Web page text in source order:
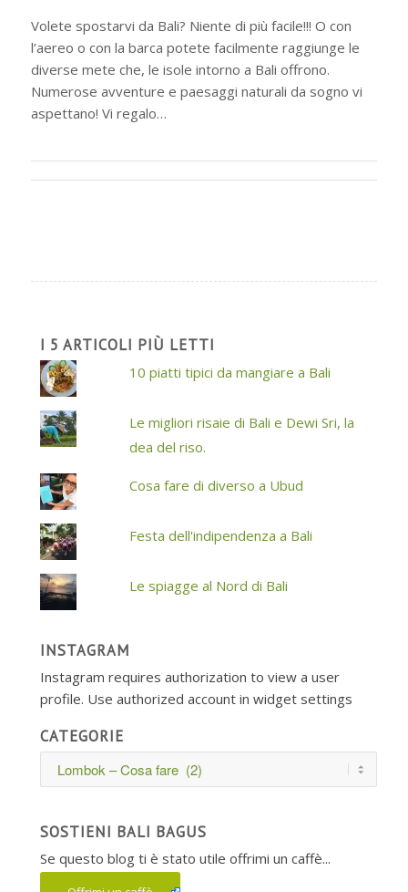
Volete spostarvi da Bali? Niente di più facile!!! O con
l’aereo o con la barca potete facilmente raggiunge le
diverse mete che, le isole intorno a Bali offrono.
Numerose avventure e paesaggi naturali da sogno vi
aspettano! Vi regalo…
I 5 ARTICOLI PIÙ LETTI
10 piatti tipici da mangiare a Bali
Le migliori risaie di Bali e Dewi Sri, la
dea del riso.
Cosa fare di diverso a Ubud
Festa dell'indipendenza a Bali
Le spiagge al Nord di Bali
INSTAGRAM
Instagram requires authorization to view a user
profile. Use authorized account in widget settings
CATEGORIE
SOSTIENI BALI BAGUS
Se questo blog ti è stato utile offrimi un caffè...